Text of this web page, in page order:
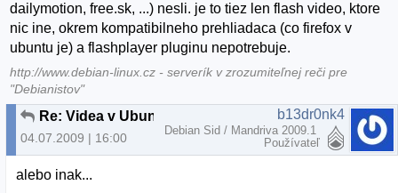
dailymotion, free.sk, ...) nesli. je to tiez len flash video, ktore
nic ine, okrem kompatibilneho prehliadaca (co firefox v
ubuntu je) a flashplayer pluginu nepotrebuje.
http://www.debian-linux.cz - serverík v zrozumiteľnej reči pre
"Debianistov"
Re: Videa v Ubuntu
04.07.2009 | 16:00
b13dr0nk4
Debian Sid / Mandriva 2009.1
Používateľ
alebo inak...